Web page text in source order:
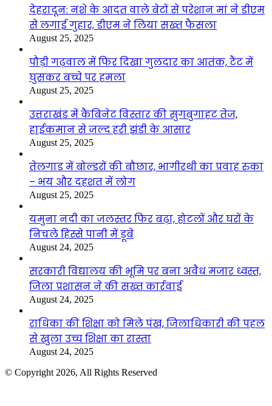
देहरादून: नशे के आदत वाले बेटों से परेशान मां ने डीएम
से लगाई गुहार, डीएम ने लिया सख्त फैसला
August 25, 2025
पौड़ी गढ़वाल में फिर दिखा गुलदार का आतंक, टैंट में
घुसकर बच्चे पर हमला
August 25, 2025
उत्तराखंड में कैबिनेट विस्तार की सुगबुगाहट तेज,
हाईकमान से जल्द हरी झंडी के आसार
August 25, 2025
तेलगाड में बोल्डरों की बौछार, भागीरथी का प्रवाह रुका
– भय और दहशत में लोग
August 25, 2025
यमुना नदी का जलस्तर फिर बढ़ा, होटलों और घरों के
निचले हिस्से पानी में डूबे
August 24, 2025
सरकारी विद्यालय की भूमि पर बना अवैध मजार ध्वस्त,
जिला प्रशासन ने की सख्त कार्रवाई
August 24, 2025
राधिका की शिक्षा को मिले पंख, जिलाधिकारी की पहल
से खुला उच्च शिक्षा का रास्ता
August 24, 2025
© Copyright 2026, All Rights Reserved